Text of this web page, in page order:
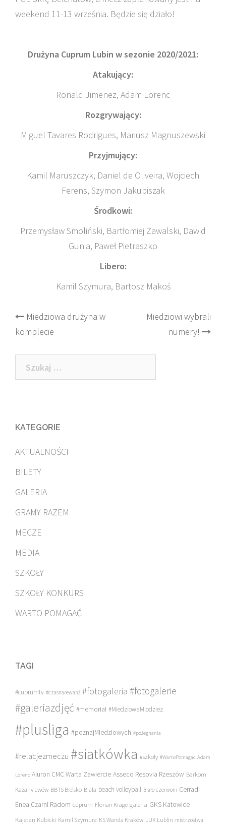
weekend 11-13 września. Będzie się działo!
Drużyna Cuprum Lubin w sezonie 2020/2021:
Atakujący:
Ronald Jimenez, Adam Lorenc
Rozgrywający:
Miguel Tavares Rodrigues, Mariusz Magnuszewski
Przyjmujący:
Kamil Maruszczyk, Daniel de Oliveira, Wojciech
Ferens, Szymon Jakubiszak
Środkowi:
Przemysław Smoliński, Bartłomiej Zawalski, Dawid
Gunia, Paweł Pietraszko
Libero:
Kamil Szymura, Bartosz Makoś
Post
navigation
Miedziowa drużyna w
komplecie
Miedziowi wybrali
numery!
Szukaj:
KATEGORIE
AKTUALNOŚCI
BILETY
GALERIA
GRAMY RAZEM
MECZE
MEDIA
SZKOŁY
SZKOŁY KONKURS
WARTO POMAGAĆ
TAGI
#cuprumtv #czasnarewanż #fotogaleria #fotogalerie
#galeriazdjęć #memoriał #MiedziowaMlodziez
#plusliga #poznajMiedziowych #pożegnania
#relacjezmeczu #siatkówka #szkoły #WartoPomagac Adam
Lorenc Aluron CMC Warta Zawiercie Asseco Resovia Rzeszów Barkom
Każany Lwów BBTS Bielsko-Biała beach volleyball Biało-czerwoni Cerrad
Enea Czarni Radom cuprum Florian Krage galeria GKS Katowice
Kajetan Kubicki Kamil Szymura KS Wanda Kraków LUK Lublin mistrzostwa